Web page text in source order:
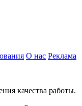
О нас Реклама
качества работы.